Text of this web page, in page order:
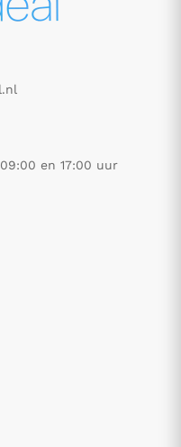
en 17:00 uur